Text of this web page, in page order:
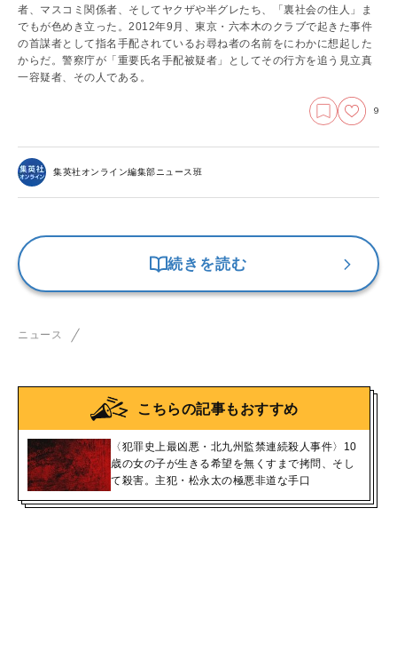
者、マスコミ関係者、そしてヤクザや半グレたち、「裏社会の住人」ま
でもが色めき立った。2012年9月、東京・六本木のクラブで起きた事件
の首謀者として指名手配されているお尋ね者の名前をにわかに想起した
からだ。警察庁が「重要氏名手配被疑者」としてその行方を追う見立真
一容疑者、その人である。
9
集英社オンライン編集部ニュース班
続きを読む
ニュース
こちらの記事もおすすめ
〈犯罪史上最凶悪・北九州監禁連続殺人事件〉10
歳の女の子が生きる希望を無くすまで拷問、そし
て殺害。主犯・松永太の極悪非道な手口